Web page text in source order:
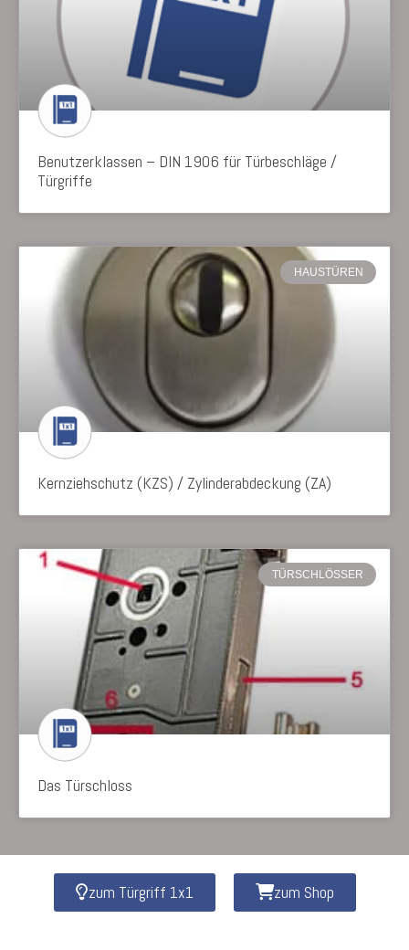
Benutzerklassen – DIN 1906 für Türbeschläge /
Türgriffe
HAUSTÜREN
Kernziehschutz (KZS) / Zylinderabdeckung (ZA)
TÜRSCHLÖSSER
Das Türschloss
zum Türgriff 1x1 zum Shop